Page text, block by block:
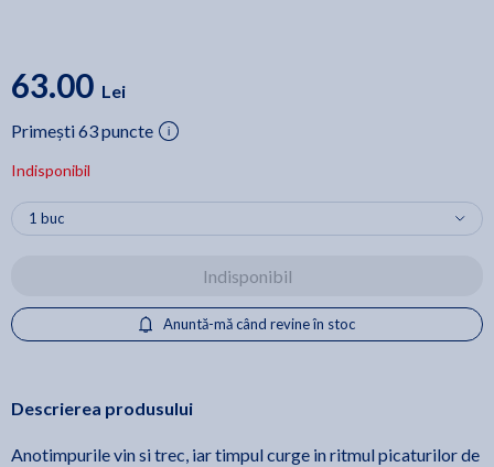
63.00 Lei
Primești 63 puncte
Indisponibil
Indisponibil
Anuntă-mă când revine în stoc
Descrierea produsului
Anotimpurile vin si trec, iar timpul curge in ritmul picaturilor de